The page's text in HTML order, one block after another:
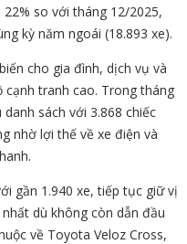
so với tháng 12/2025,
kỳ năm ngoái (18.893 xe).
cho gia đình, dịch vụ và
tranh cao. Trong tháng
sách với 3.868 chiếc
nhờ lợi thế về xe điện và
gần 1.940 xe, tiếp tục giữ vị
dù không còn dẫn đầu
về Toyota Veloz Cross,